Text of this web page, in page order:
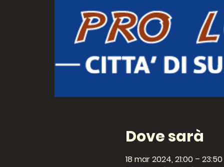
Dove sarà
18 mar 2024, 21:00 – 23:50